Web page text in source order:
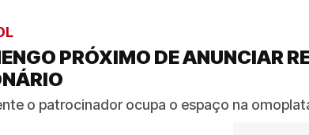
PRÓXIMO DE ANUNCIAR
o patrocinador ocupa o espaço na